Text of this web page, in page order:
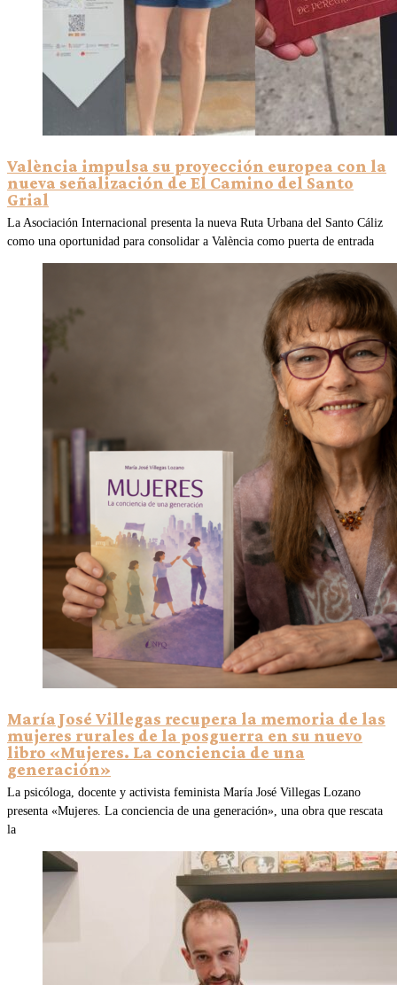
València impulsa su proyección europea con la
nueva señalización de El Camino del Santo
Grial
La Asociación Internacional presenta la nueva Ruta Urbana del Santo Cáliz
como una oportunidad para consolidar a València como puerta de entrada
María José Villegas recupera la memoria de las
mujeres rurales de la posguerra en su nuevo
libro «Mujeres. La conciencia de una
generación»
La psicóloga, docente y activista feminista María José Villegas Lozano
presenta «Mujeres. La conciencia de una generación», una obra que rescata
la